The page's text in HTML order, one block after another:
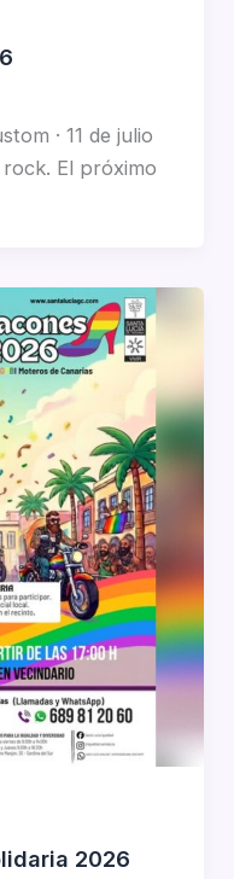
· 11 de julio
El próximo
2026